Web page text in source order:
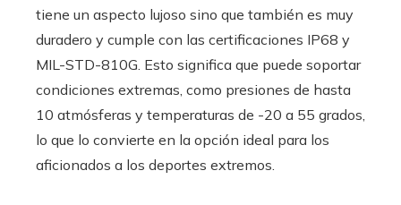
tiene un aspecto lujoso sino que también es muy
duradero y cumple con las certificaciones IP68 y
MIL-STD-810G. Esto significa que puede soportar
condiciones extremas, como presiones de hasta
10 atmósferas y temperaturas de -20 a 55 grados,
lo que lo convierte en la opción ideal para los
aficionados a los deportes extremos.